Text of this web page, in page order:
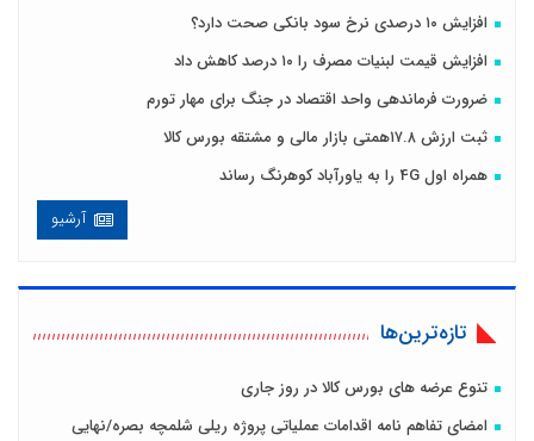
افزایش ۱۰ درصدی نرخ سود بانکی صحت دارد؟
افزایش قیمت لبنیات مصرف را ۱۰ درصد کاهش داد
ضرورت فرماندهی واحد اقتصاد در جنگ برای مهار تورم
ثبت ارزش ۱۷.۸همتی بازار مالی و مشتقه بورس کالا
همراه اول 4G را به یاورآباد کوهرنگ رساند
آرشیو
تازه‌ترین‌ها
تنوع عرضه های بورس کالا در روز جاری
امضای تفاهم نامه اقدامات عملیاتی پروژه ریلی شلمچه بصره/نهایی